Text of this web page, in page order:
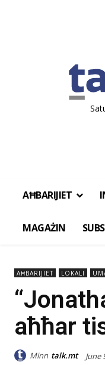
AĦBARIJIET
MAGAŻIN
AĦBARIJIET LOKALI
aħħar
Minn talk.mt June